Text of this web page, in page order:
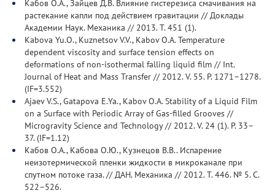
Кабов О.А., Зайцев Д.В. Влияние гистерезиса смачивания на
растекание капли под действием гравитации // Доклады
Академии Наук. Механика // 2013. Т. 451 (1).
Kabova Yu.O., Kuznetsov V.V., Kabov O.A. Temperature
dependent viscosity and surface tension effects on
deformations of non-isothermal falling liquid film // Int.
Journal of Heat and Mass Transfer // 2012. V. 55. Р. 1271–1278.
(IF=3.552)
Ajaev V.S., Gatapova E.Ya., Kabov O.A. Stability of a Liquid Film
on a Surface with Periodic Array of Gas-filled Grooves //
Microgravity Science and Technology // 2012. V. 24 (1). Р. 33–
37. (IF=1.12)
Кабов О.А., Кабова О.Ю., Кузнецов В.В.. Испарение
неизотермической пленки жидкости в микроканале при
спутном потоке газа. // ДАН. Механика // 2012. Т. 446. № 5. С.
522–526.